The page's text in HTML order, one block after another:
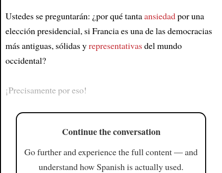
Article
Ustedes se preguntarán: ¿por qué tantaansiedadpor una
elección presidencial, si Francia es una de las democracias
más antiguas, sólidas yrepresentativasdel mundo
occidental?
¡Precisamente por eso!
Continue the conversation
Go further and experience the full content — and
understand how Spanish is actually used.